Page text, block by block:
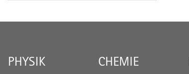
PHYSIK CHEMIE